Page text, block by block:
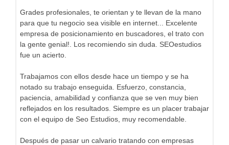
Grades profesionales, te orientan y te llevan de la mano
para que tu negocio sea visible en internet... Excelente
empresa de posicionamiento en buscadores, el trato con
la gente genial!. Los recomiendo sin duda. SEOestudios
fue un acierto.
Trabajamos con ellos desde hace un tiempo y se ha
notado su trabajo enseguida. Esfuerzo, constancia,
paciencia, amabilidad y confianza que se ven muy bien
reflejados en los resultados. Siempre es un placer trabajar
con el equipo de Seo Estudios, muy recomendable.
Después de pasar un calvario tratando con empresas